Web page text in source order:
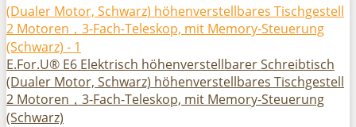
E.For.U® E6 Elektrisch höhenverstellbarer Schreibtisch
(Dualer Motor, Schwarz) höhenverstellbares Tischgestell
2 Motoren，3-Fach-Teleskop, mit Memory-Steuerung
(Schwarz)